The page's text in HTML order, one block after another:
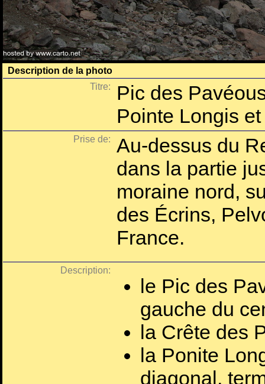
Description de la photo
Titre:
Pic des
Pointe Longis
Prise de:
Au-dessus du
dans la partie
moraine nord,
des Écrins,
France.
Description:
le Pic des
gauche du
la Crête des
la Ponite
diagonal,